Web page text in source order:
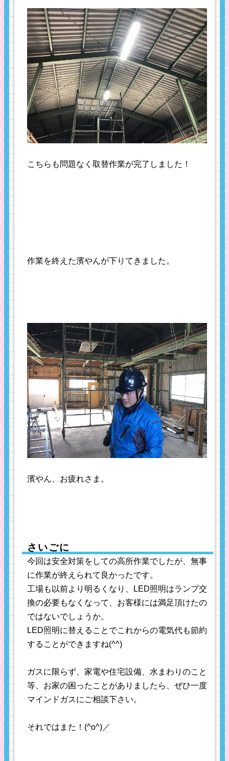
こちらも問題なく取替作業が完了しました！
作業を終えた濱やんが下りてきました。
濱やん、お疲れさま。
さいごに
今回は安全対策をしての高所作業でしたが、無事
に作業が終えられて良かったです。
工場も以前より明るくなり、LED照明はランプ交
換の必要もなくなって、お客様には満足頂けたの
ではないでしょうか。
LED照明に替えることでこれからの電気代も節約
することができますね(^^)
ガスに限らず、家電や住宅設備、水まわりのこと
等、お家の困ったことがありましたら、ぜひ一度
マインドガスにご相談下さい。
それではまた！(^o^)／